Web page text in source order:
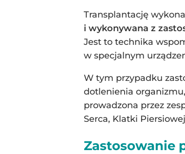
Transplantację
i wykonywana z
Jest to technika
w specjalnym
W tym przypadku
dotlenienia
prowadzona przez
Serca, Klatki
Zastosowanie